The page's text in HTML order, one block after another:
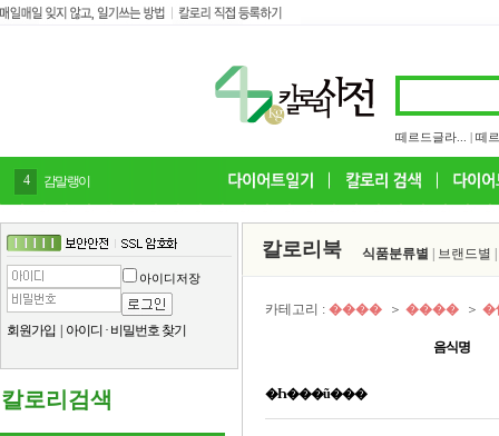
떼르드글라... 떼
4 감말랭이
아이디저장
회원가입 아이디 · 비밀번호 찾기
칼로리검색
칼로리북 식품분류별 브랜드별
카테고리 : ���� ＞ ���� ＞ �
음식명
�Һ���ũ���